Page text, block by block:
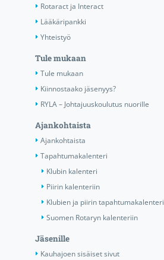
Rotaract ja Interact
Lääkäripankki
Yhteistyö
Tule mukaan
Tule mukaan
Kiinnostaako jäsenyys?
RYLA – Johtajuuskoulutus nuorille
Ajankohtaista
Ajankohtaista
Tapahtumakalenteri
Klubin kalenteri
Piirin kalenteriin
Klubien ja piirin tapahtumakalenteri
Suomen Rotaryn kalenteriin
Jäsenille
Kauhajoen sisäiset sivut